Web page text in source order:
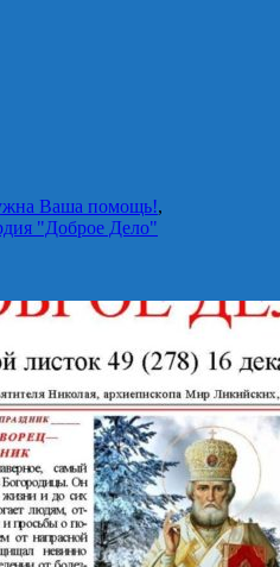
Ваша помощь!,
"Доброе Дело"